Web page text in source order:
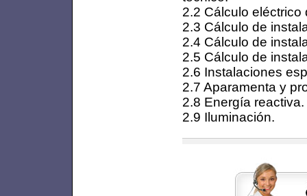
2.2 Cálculo eléctrico
2.3 Cálculo de
2.4 Cálculo de
2.5 Cálculo de
2.6 Instalaciones
2.7 Aparamenta y
2.8 Energía reactiva.
2.9 Iluminación.